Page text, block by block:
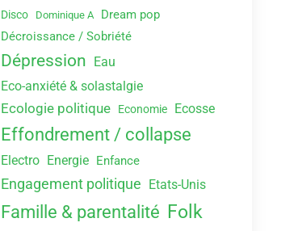
Disco Dominique A
Dream pop
Décroissance / Sobriété
Dépression Eau
Eco-anxiété & solastalgie
Ecologie politique Economie Ecosse
Effondrement / collapse
Electro Energie Enfance
Engagement politique Etats-Unis
Famille & parentalité Folk